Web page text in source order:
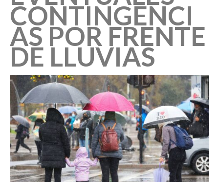
CONTINGENCI
AS POR FRENTE
DE LLUVIAS